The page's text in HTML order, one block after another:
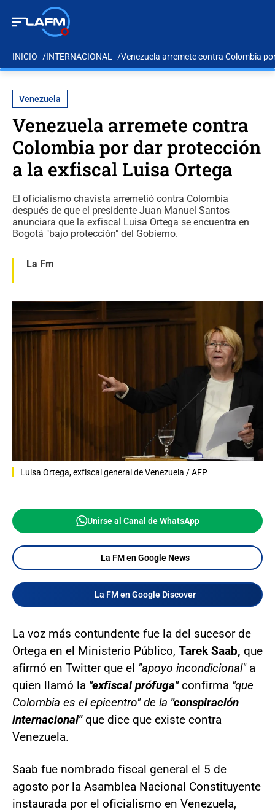
INICIO INTERNACIONAL Venezuela arremete contra Colombia
Venezuela
Venezuela arremete contra
Colombia por dar protección
a la exfiscal Luisa Ortega
El oficialismo chavista arremetió contra Colombia
después de que el presidente Juan Manuel Santos
anunciara que la exfiscal Luisa Ortega se encuentra en
Bogotá "bajo protección" del Gobierno.
La Fm
Luisa Ortega, exfiscal general de Venezuela / AFP
Unirse al Canal de WhatsApp
La FM en Google News
La FM en Google Discover
La voz más contundente fue la del sucesor de
Ortega en el Ministerio Público, Tarek Saab, que
afirmó en Twitter que el "apoyo incondicional"a
quien llamó la "exfiscal prófuga"confirma "que
Colombia es el epicentro" de la "conspiración
internacional"que dice que existe contra
Venezuela.
Saab fue nombrado fiscal general el 5 de
agosto por la Asamblea Nacional Constituyente
instaurada por el oficialismo en Venezuela,